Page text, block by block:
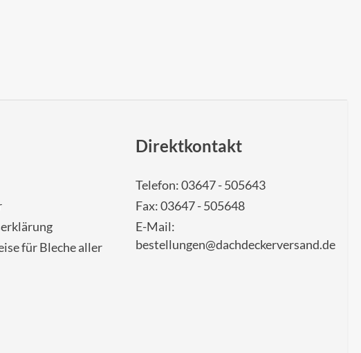
für Bleche aller
Direktkontakt
Telefon: 03647 - 505643
Fax: 03647 - 505648
E-Mail:
bestellungen@dachdeckerversand.de